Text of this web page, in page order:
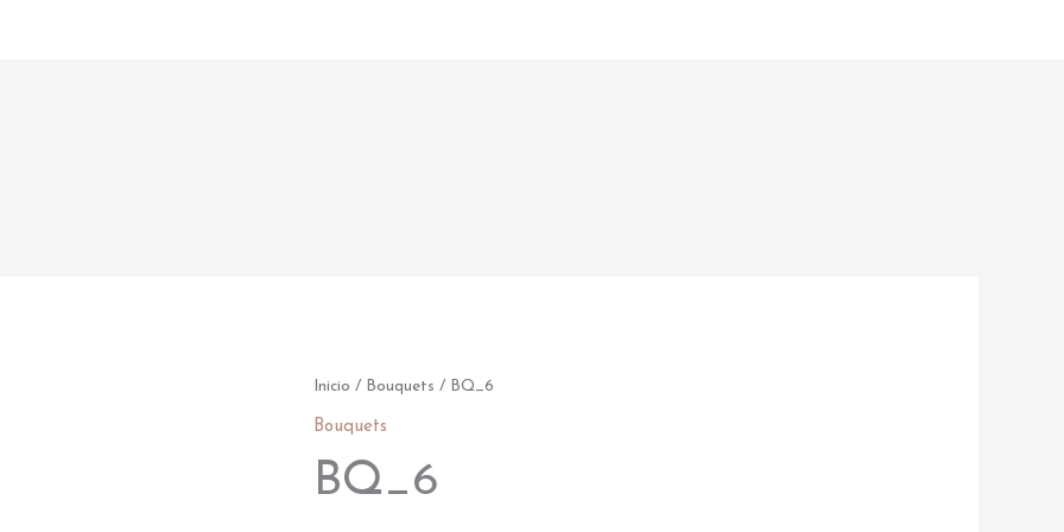
Inicio / Bouquets / BQ_6
Bouquets
BQ_6
BQ_6
cantidad